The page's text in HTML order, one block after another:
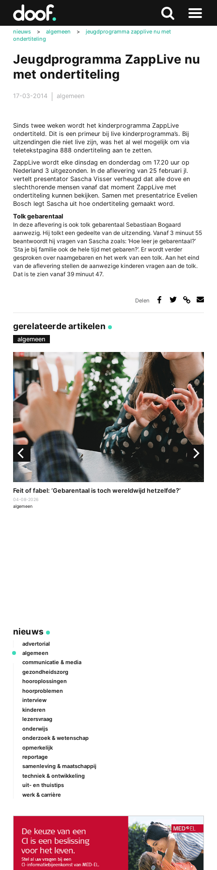
Zoeken
Naar
nieuws > algemeen >
jeugdprogramma zapplive nu met
ondertiteling
Jeugdprogramma ZappLive nu
met ondertiteling
17-03-2014 algemeen
Sinds twee weken wordt het kinderprogramma ZappLive
ondertiteld. Dit is een primeur bij live kinderprogramma’s. Bij
uitzendingen die niet live zijn, was het al wel mogelijk om via
teletekstpagina 888 ondertiteling aan te zetten.
ZappLive wordt elke dinsdag en donderdag om 17.20 uur op
Nederland 3 uitgezonden. In de aflevering van 25 februari jl.
vertelt presentator Sascha Visser verheugd dat alle dove en
slechthorende mensen vanaf dat moment ZappLive met
ondertiteling kunnen bekijken. Samen met presentatrice Evelien
Bosch legt Sascha uit hoe ondertiteling gemaakt word.
Tolk gebarentaal
In deze aflevering is ook tolk gebarentaal Sebastiaan Bogaard
aanwezig. Hij tolkt een gedeelte van de uitzending. Vanaf 3 minuut 55
beantwoordt hij vragen van Sascha zoals: ‘Hoe leer je gebarentaal?’
‘Sta je bij familie ook de hele tijd met gebaren?‘. Er wordt verder
gesproken over naamgebaren en het werk van een tolk. Aan het eind
van de aflevering stellen de aanwezige kinderen vragen aan de tolk.
Dat is te zien vanaf 39 minuut 47.
Delen
gerelateerde artikelen
algemeen
Feit of fabel: ‘Gebarentaal is toch wereldwijd hetzelfde?’
04-08-2026
algemeen
nieuws
advertorial
algemeen
communicatie & media
gezondheidszorg
hooroplossingen
hoorproblemen
interview
kinderen
lezersvraag
onderwijs
onderzoek & wetenschap
opmerkelijk
reportage
samenleving & maatschappij
techniek & ontwikkeling
uit- en thuistips
werk & carrière
Doof.nl
Zoeken